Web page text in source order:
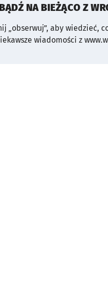
NA BIEŻĄCO Z
„obserwuj”, aby wiedzieć,
wiadomości z